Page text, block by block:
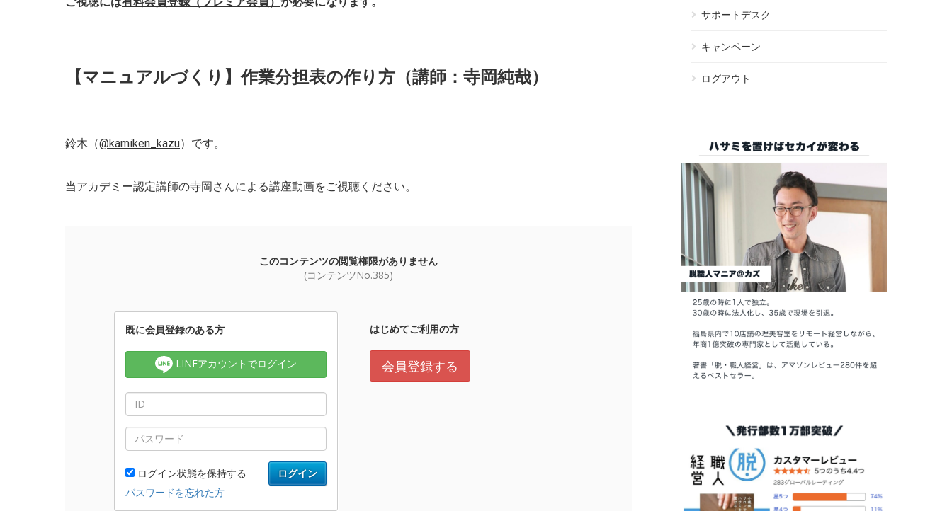
【マニュアルづくり】作業分担表の作り方（講師：寺岡純哉）
鈴木（@kamiken_kazu）です。
当アカデミー認定講師の寺岡さんによる講座動画をご視聴ください。
サポートデスク
キャンペーン
ログアウト